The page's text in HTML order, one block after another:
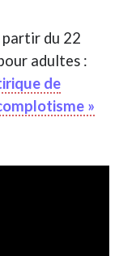
du 22
adultes :
de
»